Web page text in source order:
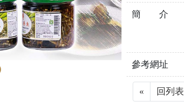
簡 介
參考網址
« Previous
回列表